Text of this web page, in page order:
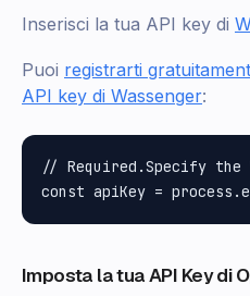
Inserisci la tua API key di
Puoi registrarti
API key di Wassenger:
// Required.Specify the
Imposta la tua API Key di